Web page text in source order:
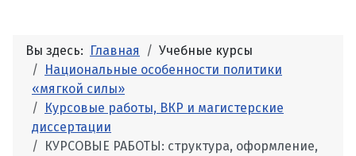
Вы здесь: Главная
Учебные курсы
Национальные особенности политики
«мягкой силы»
Курсовые работы, ВКР и магистерские
диссертации
КУРСОВЫЕ РАБОТЫ: структура, оформление,